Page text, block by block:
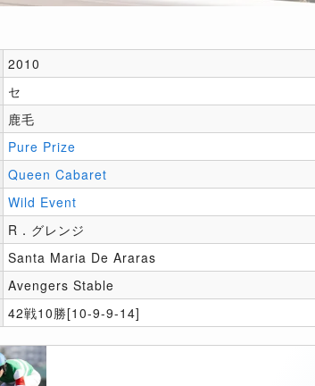
2010
セ
鹿毛
Pure Prize
Queen Cabaret
Wild Event
R．グレンジ
Santa Maria De Araras
Avengers Stable
42戦10勝[10-9-9-14]